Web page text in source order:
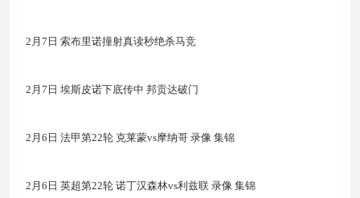
2月7日 索布里诺撞射真读秒绝杀马竞
2月7日 埃斯皮诺下底传中 邦贡达破门
2月6日 法甲第22轮 克莱蒙vs摩纳哥 录像 集锦
2月6日 英超第22轮 诺丁汉森林vs利兹联 录像 集锦